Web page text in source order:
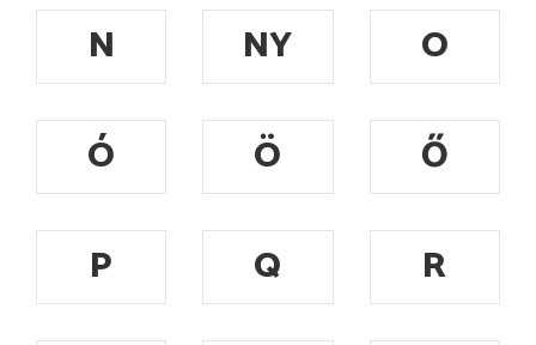
N NY
O
Ó
Ö
Ő
P
Q
R